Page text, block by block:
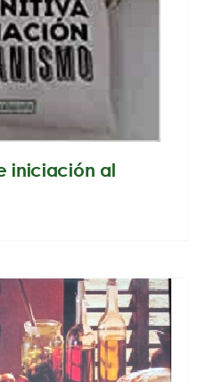
iniciación al